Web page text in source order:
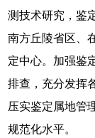
测技术研究，鉴
南方丘陵省区、
定中心。加强鉴
排查，充分发挥
压实鉴定属地管
规范化水平。